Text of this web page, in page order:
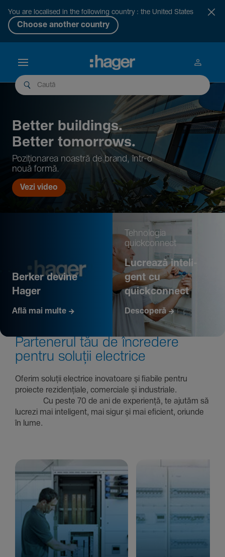
You are localised in the following country : the United States
Choose another country
Better buil­dings.
Better tomor­rows.
Pozi­țio­narea noastră de brand, într-o
nouă formă.
Vezi video
Berker devine
Hager
Află mai multe
Tehno­logia
quickconnect
Lucrează inte­li­
gent cu
quickconnect
Descoperă
Parte­nerul tău de încre­dere
pentru soluții electrice
Oferim soluții electrice inova­toare și fiabile pentru
proiecte rezi­den­țiale, comer­ciale și indus­triale.
Cu peste 70 de ani de expe­riență, te ajutăm să
lucrezi mai inte­li­gent, mai sigur și mai eficient, oriunde
în lume.